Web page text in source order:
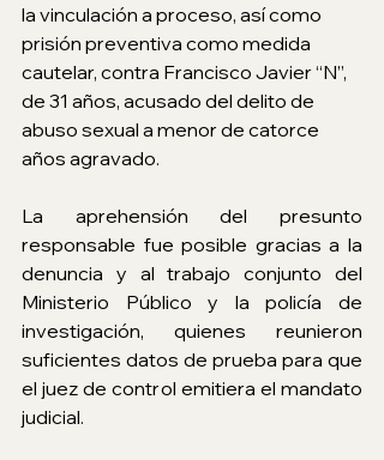
la vinculación a proceso, así como
prisión preventiva como medida
cautelar, contra Francisco Javier “N”,
de 31 años, acusado del delito de
abuso sexual a menor de catorce
años agravado.
La aprehensión del presunto
responsable fue posible gracias a la
denuncia y al trabajo conjunto del
Ministerio Público y la policía de
investigación, quienes reunieron
suficientes datos de prueba para que
el juez de control emitiera el mandato
judicial.